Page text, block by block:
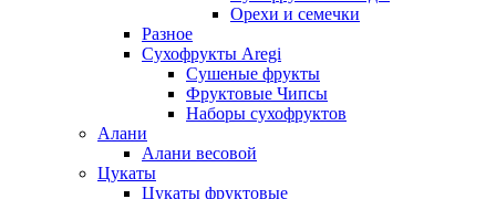
Орехи и семечки
Разное
Сухофрукты Aregi
Сушеные фрукты
Фруктовые Чипсы
Наборы сухофруктов
Алани
Алани весовой
Цукаты
Цукаты фруктовые